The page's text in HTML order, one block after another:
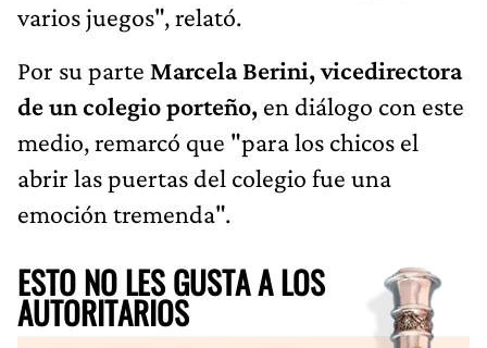
varios juegos", relató.
Por su parte Marcela Berini, vicedirectora
de un colegio porteño, en diálogo con este
medio, remarcó que "para los chicos el
abrir las puertas del colegio fue una
emoción tremenda".
ESTO NO LES GUSTA A LOS
AUTORITARIOS